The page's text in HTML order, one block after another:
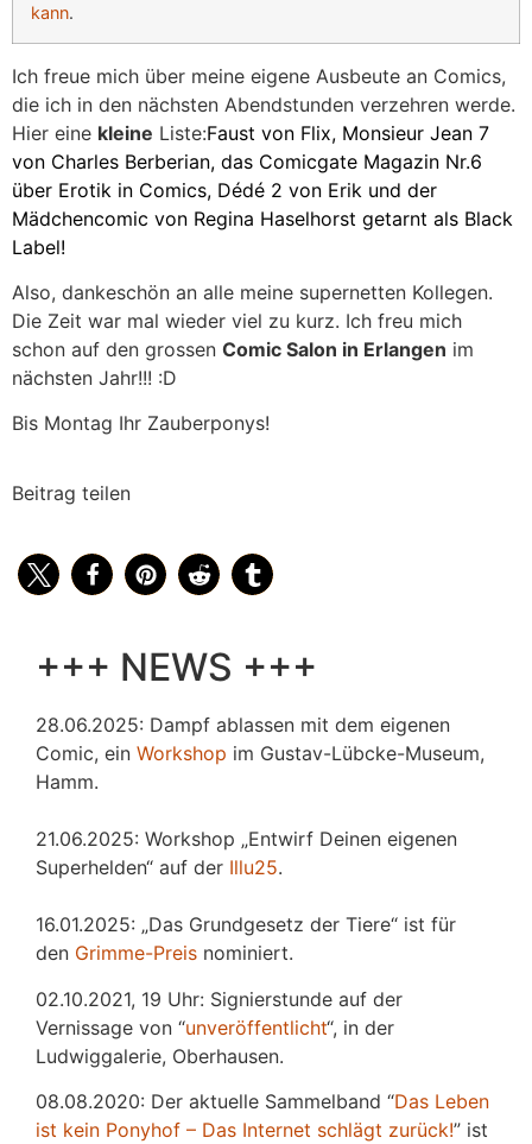
kann.
Ich freue mich über meine eigene Ausbeute an Comics,
die ich in den nächsten Abendstunden verzehren werde.
Hier eine kleine Liste:Faust von Flix, Monsieur Jean 7
von Charles Berberian, das Comicgate Magazin Nr.6
über Erotik in Comics, Dédé 2 von Erik und der
Mädchencomic von Regina Haselhorst getarnt als Black
Label!
Also, dankeschön an alle meine supernetten Kollegen.
Die Zeit war mal wieder viel zu kurz. Ich freu mich
schon auf den grossen Comic Salon in Erlangen im
nächsten Jahr!!! :D
Bis Montag Ihr Zauberponys!
Beitrag teilen
+++ NEWS +++
28.06.2025: Dampf ablassen mit dem eigenen
Comic, ein Workshop im Gustav-Lübcke-Museum,
Hamm.
21.06.2025: Workshop „Entwirf Deinen eigenen
Superhelden“ auf der Illu25.
16.01.2025: „Das Grundgesetz der Tiere“ ist für
den Grimme-Preis nominiert.
02.10.2021, 19 Uhr: Signierstunde auf der
Vernissage von “unveröffentlicht“, in der
Ludwiggalerie, Oberhausen.
08.08.2020: Der aktuelle Sammelband “Das Leben
ist kein Ponyhof – Das Internet schlägt zurück!” ist